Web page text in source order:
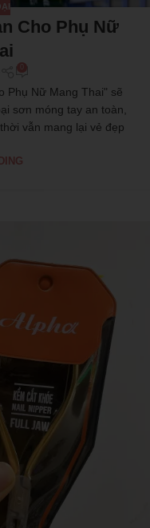
Cho Phụ Nữ
Phụ Nữ Mang Thai" sẽ
sơn móng tay an toàn,
vẫn mang lại vẻ đẹp